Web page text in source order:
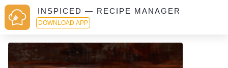
INSPICED — RECIPE MANAGER
DOWNLOAD APP